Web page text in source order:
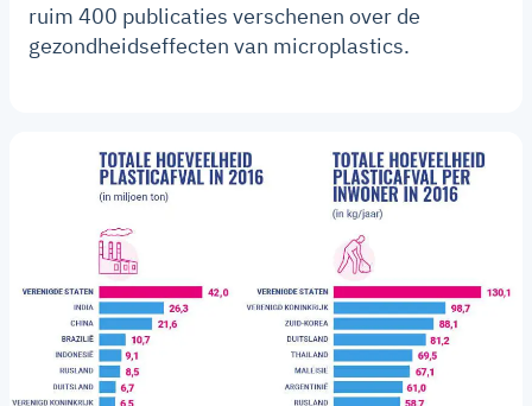
ruim 400 publicaties verschenen over de
gezondheidseffecten van microplastics.